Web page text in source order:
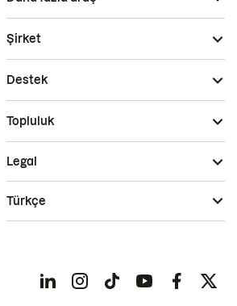
Şirket
Destek
Topluluk
Legal
Türkçe